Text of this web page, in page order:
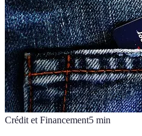
Crédit et Financement5 min